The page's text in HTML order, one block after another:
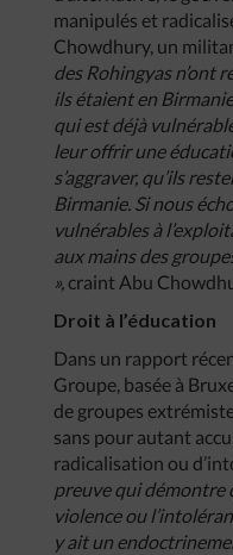
manipulés et
Chowdhury, un
des Rohingyas n’ont
ils étaient en
qui est déjà
leur offrir une
s’aggraver, qu’ils
Birmanie. Si nous
vulnérables à
aux mains des
», craint Abu
Droit à l’éducation
Dans un rapport
Groupe, basée à
de groupes
sans pour autant
radicalisation ou
preuve qui démontre
violence ou
y ait un